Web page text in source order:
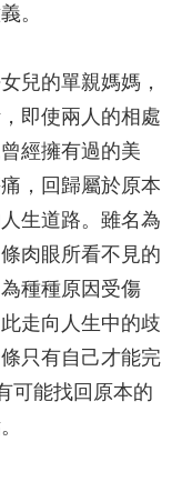
。
的單親媽媽，
即使兩人的相處
經擁有過的美
，回歸屬於原本
生道路。雖名為
肉眼所看不見的
種種原因受傷
走向人生中的歧
只有自己才能完
可能找回原本的